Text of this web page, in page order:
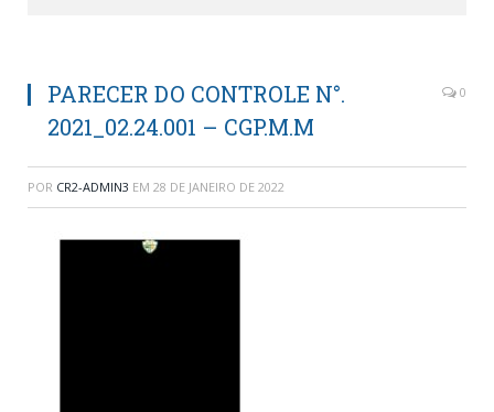
PARECER DO CONTROLE N°.
2021_02.24.001 – CGP.M.M
0
POR CR2-ADMIN3 EM 28 DE JANEIRO DE 2022